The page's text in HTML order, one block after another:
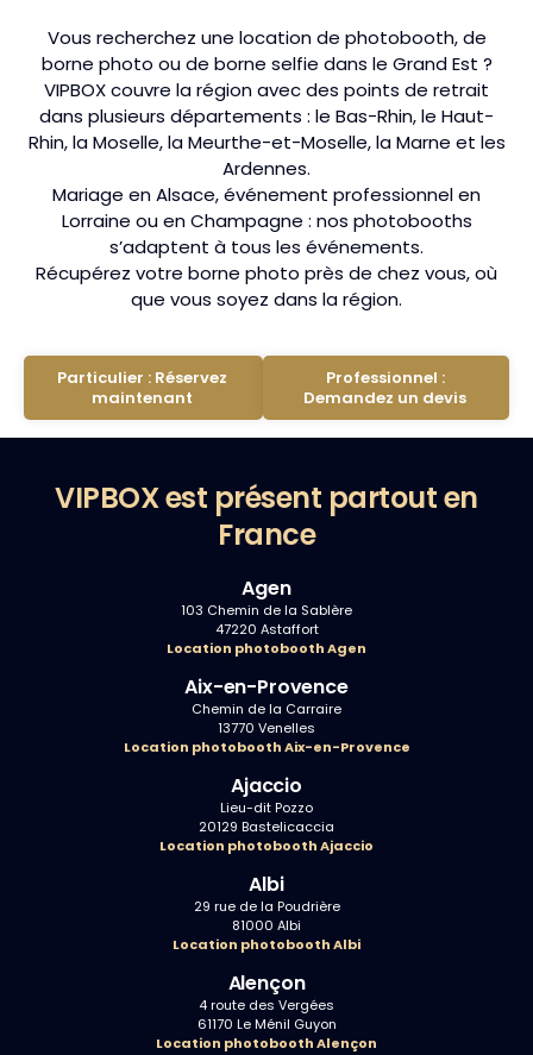
Vous recherchez une location de photobooth, de
borne photo ou de borne selfie dans le Grand Est ?
VIPBOX couvre la région avec des points de retrait
dans plusieurs départements : le Bas-Rhin, le Haut-
Rhin, la Moselle, la Meurthe-et-Moselle, la Marne et les
Ardennes.
Mariage en Alsace, événement professionnel en
Lorraine ou en Champagne : nos photobooths
s’adaptent à tous les événements.
Récupérez votre borne photo près de chez vous, où
que vous soyez dans la région.
Particulier : Réservez
maintenant
Professionnel :
Demandez un devis
VIPBOX est présent partout en
France
Agen
103 Chemin de la Sablère
47220 Astaffort
Location photobooth Agen
Aix-en-Provence
Chemin de la Carraire
13770 Venelles
Location photobooth Aix-en-Provence
Ajaccio
Lieu-dit Pozzo
20129 Bastelicaccia
Location photobooth Ajaccio
Albi
29 rue de la Poudrière
81000 Albi
Location photobooth Albi
Alençon
4 route des Vergées
61170 Le Ménil Guyon
Location photobooth Alençon